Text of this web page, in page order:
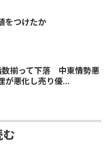
をつけたか
数揃って下落 中東情勢悪
が悪化し売り優...
む